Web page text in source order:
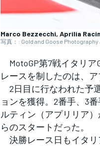
フォーミュラE
Marco Bezzecchi, Aprilia
写真：: Gold and Goose
MotoGP第7戦イタリア
レースを制したのは、
2日目に行なわれた予
ョンを獲得。2番手、3
ルティン（アプリリア
らのスタートだった。
決勝レース日もイタリ